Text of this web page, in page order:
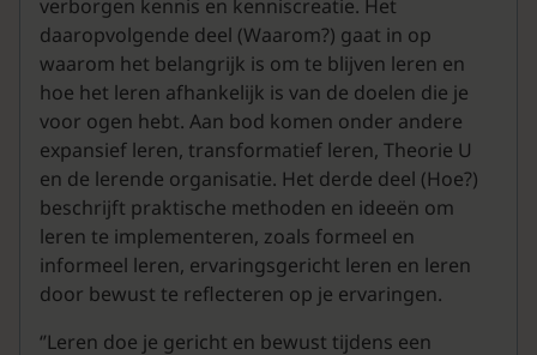
verborgen kennis en kenniscreatie. Het
daaropvolgende deel (Waarom?) gaat in op
waarom het belangrijk is om te blijven leren en
hoe het leren afhankelijk is van de doelen die je
voor ogen hebt. Aan bod komen onder andere
expansief leren, transformatief leren, Theorie U
en de lerende organisatie. Het derde deel (Hoe?)
beschrijft praktische methoden en ideeën om
leren te implementeren, zoals formeel en
informeel leren, ervaringsgericht leren en leren
door bewust te reflecteren op je ervaringen.
‘’Leren doe je gericht en bewust tijdens een